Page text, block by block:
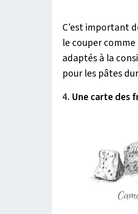
C'est important
le couper
adaptés à la
pour les pâtes
4. Une carte des